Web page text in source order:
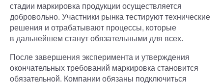
стадии маркировка продукции осуществляется
добровольно. Участники рынка тестируют технические
решения и отрабатывают процессы, которые
в дальнейшем станут обязательными для всех.
После завершения эксперимента и утверждения
окончательных требований маркировка становится
обязательной. Компании обязаны подключиться